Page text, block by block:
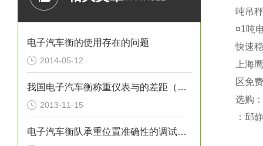
电子汽车衡的使用存在的问题
2014-05-12
我国电子汽车衡称重仪表与的差距（一）
2013-11-15
电子汽车衡队承重位置准确性的调试方法
吨吊
¤1吨
快速
上海
区免
选购
：邱